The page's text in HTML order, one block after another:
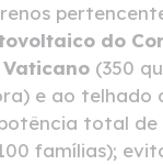
do
(350
e ao telhado
total de
famílias);